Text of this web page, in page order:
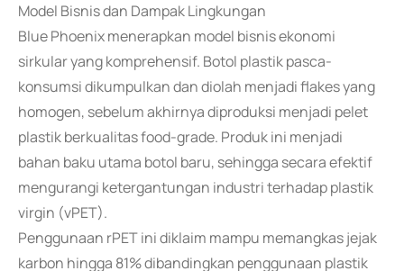
Model Bisnis dan Dampak Lingkungan
Blue Phoenix menerapkan model bisnis ekonomi
sirkular yang komprehensif. Botol plastik pasca-
konsumsi dikumpulkan dan diolah menjadi flakes yang
homogen, sebelum akhirnya diproduksi menjadi pelet
plastik berkualitas food-grade. Produk ini menjadi
bahan baku utama botol baru, sehingga secara efektif
mengurangi ketergantungan industri terhadap plastik
virgin (vPET).
Penggunaan rPET ini diklaim mampu memangkas jejak
karbon hingga 81% dibandingkan penggunaan plastik